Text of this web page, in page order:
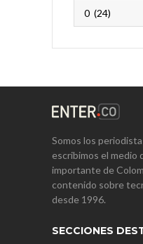
Somos los
escribimos el medio
importante de
contenido sobre
desde 1996.
SECCIONES